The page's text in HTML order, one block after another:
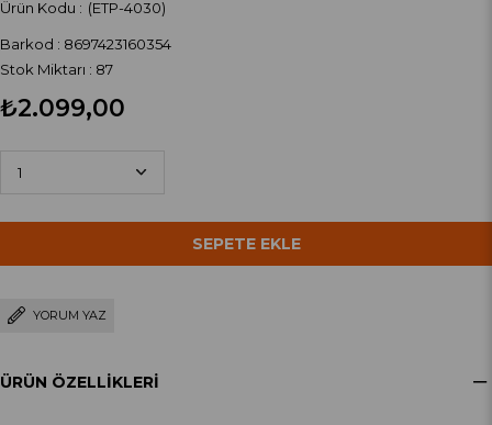
(ETP-4030)
Barkod : 8697423160354
Stok Miktarı : 87
₺2.099,00
YORUM YAZ
ÜRÜN ÖZELLIKLERI